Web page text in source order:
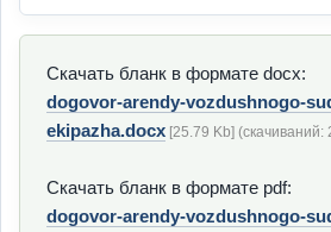
Скачать бланк в формате docx:
dogovor-arendy-vozdushnogo-
ekipazha.docx [25.79 Kb] (cкачиваний:
Скачать бланк в формате pdf:
dogovor-arendy-vozdushnogo-